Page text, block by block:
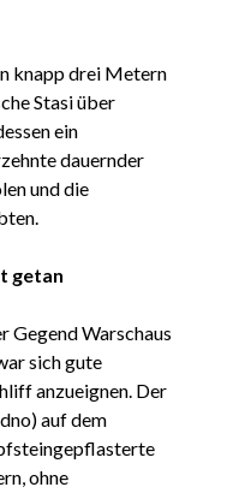
knapp drei Metern
Stasi über
ein
dauernder
und die
getan
Gegend Warschaus
sich gute
anzueignen. Der
auf dem
ohne